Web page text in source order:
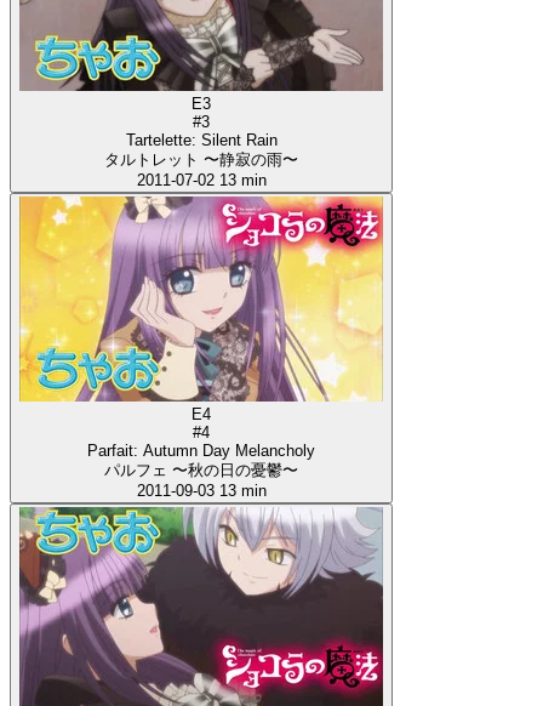
E3
#3
Tartelette: Silent Rain
タルトレット 〜静寂の雨〜
2011-07-02 13 min
E4
#4
Parfait: Autumn Day Melancholy
パルフェ 〜秋の日の憂鬱〜
2011-09-03 13 min